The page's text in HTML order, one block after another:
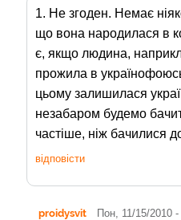
1. Не згоден. Немає
що вона народилася в
є, якщо людина,
прожила в
цьому залишилася
незабаром будемо
частіше, ніж бачилися
відповісти
proidysvit Пон, 11/15/2010